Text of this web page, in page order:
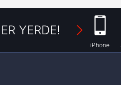
YERDE!
iPhone